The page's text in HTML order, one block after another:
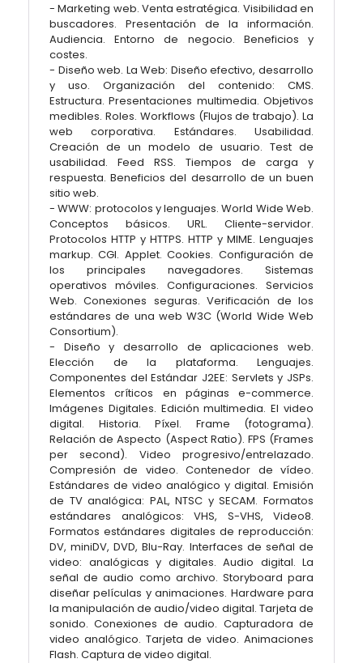
- Marketing web. Venta estratégica. Visibilidad en
buscadores. Presentación de la información.
Audiencia. Entorno de negocio. Beneficios y
costes.
- Diseño web. La Web: Diseño efectivo, desarrollo
y uso. Organización del contenido: CMS.
Estructura. Presentaciones multimedia. Objetivos
medibles. Roles. Workflows (Flujos de trabajo). La
web corporativa. Estándares. Usabilidad.
Creación de un modelo de usuario. Test de
usabilidad. Feed RSS. Tiempos de carga y
respuesta. Beneficios del desarrollo de un buen
sitio web.
- WWW: protocolos y lenguajes. World Wide Web.
Conceptos básicos. URL. Cliente-servidor.
Protocolos HTTP y HTTPS. HTTP y MIME. Lenguajes
markup. CGI. Applet. Cookies. Configuración de
los principales navegadores. Sistemas
operativos móviles. Configuraciones. Servicios
Web. Conexiones seguras. Verificación de los
estándares de una web W3C (World Wide Web
Consortium).
- Diseño y desarrollo de aplicaciones web.
Elección de la plataforma. Lenguajes.
Componentes del Estándar J2EE: Servlets y JSPs.
Elementos críticos en páginas e-commerce.
Imágenes Digitales. Edición multimedia. El video
digital. Historia. Píxel. Frame (fotograma).
Relación de Aspecto (Aspect Ratio). FPS (Frames
per second). Video progresivo/entrelazado.
Compresión de video. Contenedor de vídeo.
Estándares de video analógico y digital. Emisión
de TV analógica: PAL, NTSC y SECAM. Formatos
estándares analógicos: VHS, S-VHS, Video8.
Formatos estándares digitales de reproducción:
DV, miniDV, DVD, Blu-Ray. Interfaces de señal de
video: analógicas y digitales. Audio digital. La
señal de audio como archivo. Storyboard para
diseñar películas y animaciones. Hardware para
la manipulación de audio/video digital. Tarjeta de
sonido. Conexiones de audio. Capturadora de
video analógico. Tarjeta de video. Animaciones
Flash. Captura de video digital.